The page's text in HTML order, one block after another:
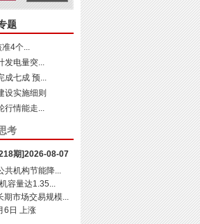
题
准4个...
发电量突...
成七成 预...
设实施细则
行情能走...
考
期]2026-08-07
共机构节能降...
容量达1.35...
期市场交易规模...
6日 上涨